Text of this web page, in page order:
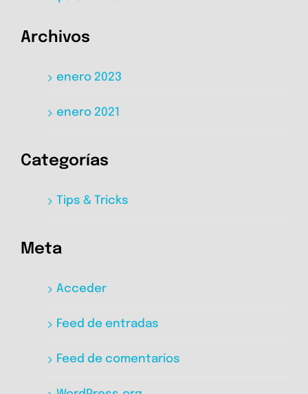
Archivos
enero 2023
enero 2021
Categorías
Tips & Tricks
Meta
Acceder
Feed de entradas
Feed de comentarios